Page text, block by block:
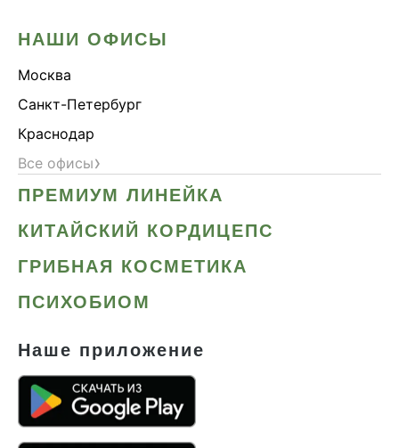
НАШИ ОФИСЫ
Москва
Санкт-Петербург
Краснодар
Все офисы›
ПРЕМИУМ ЛИНЕЙКА
КИТАЙСКИЙ КОРДИЦЕПС
ГРИБНАЯ КОСМЕТИКА
ПСИХОБИОМ
Наше приложение